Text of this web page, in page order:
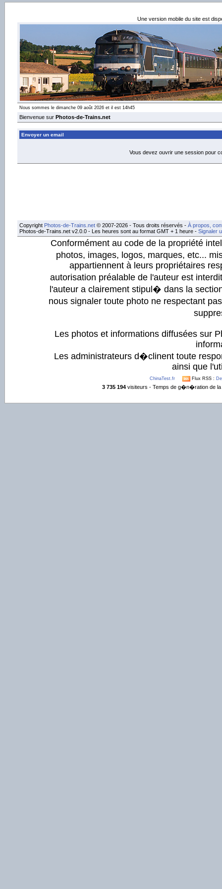
Une version mobile du site est
Nous sommes le dimanche 09 août 2026 et il est 14h45
Bienvenue sur Photos-de-Trains.net
Envoyer un email
Vous devez ouvrir une session pour
Copyright Photos-de-Trains.net © 2007-2026 - Tous droits réservés - À propos,
Photos-de-Trains.net v2.0.0 - Les heures sont au format GMT + 1 heure - Signaler
Conformément au code de la propriété
photos, images, logos, marques, etc...
appartiennent à leurs propriétaires
autorisation préalable de l'auteur est
l'auteur a clairement stipul� dans la
nous signaler toute photo ne respectant
Les photos et informations diffusées sur
Les administrateurs d�clinent toute
ainsi que
ChinaTest.fr Flux RSS :
3 735 194visiteurs - Temps de g�n�ration de